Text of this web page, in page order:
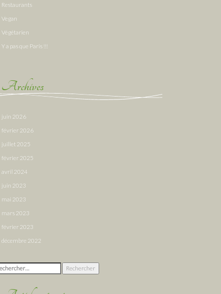
Restaurants
Vegan
Végétarien
Y a pas que Paris !!!
Archives
juin 2026
février 2026
juillet 2025
février 2025
avril 2024
juin 2023
mai 2023
mars 2023
février 2023
décembre 2022
: